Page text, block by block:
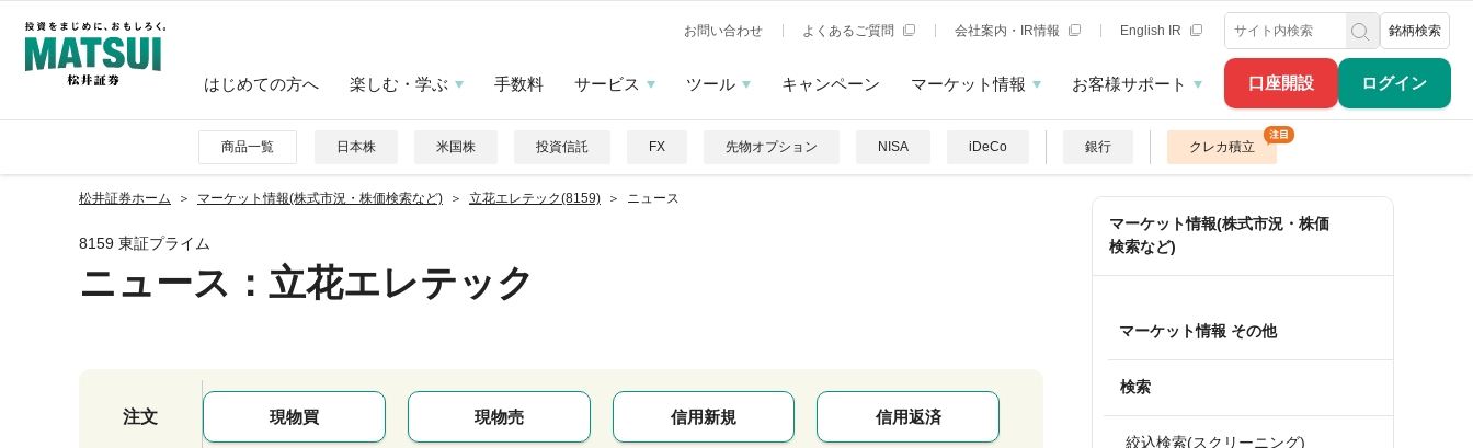
口座開設 ログイン
お問い合わせ よくあるご質問 会社案内・IR情報 English IR 銘柄検索
はじめての方へ 楽しむ・学ぶ 手数料 サービス ツール キャンペーン マーケット情報 お客様サポート
商品一覧 日本株 米国株 投資信託 FX 先物オプション NISA iDeCo 銀行 クレカ積立
松井証券ホーム マーケット情報(株式市況・株価検索など) 立花エレテック(8159) ニュース
8159 東証プライム
ニュース ：立花エレテック
注文 現物買 現物売 信用新規 信用返済
マーケット情報(株式市況・株価
検索など)
マーケット情報 その他
検索
絞込検索(スクリーニング)